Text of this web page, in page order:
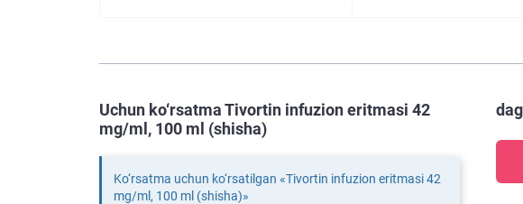
Uchun ko‘rsatma Tivortin infuzion eritmasi 42
mg/ml, 100 ml (shisha)
Ko‘rsatma uchun ko‘rsatilgan «Tivortin infuzion eritmasi 42
mg/ml, 100 ml (shisha)»